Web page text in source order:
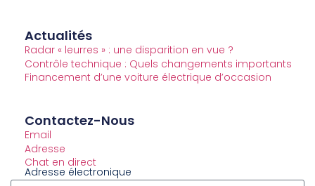
Actualités
Radar « leurres » : une disparition en vue ?
Contrôle technique : Quels changements importants
Financement d’une voiture électrique d’occasion
Contactez-Nous
Email
Adresse
Chat en direct
Adresse électronique